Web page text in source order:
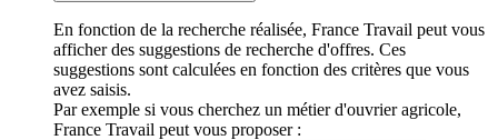
En fonction de la recherche réalisée, France Travail peut vous
afficher des suggestions de recherche d'offres. Ces
suggestions sont calculées en fonction des critères que vous
avez saisis.
Par exemple si vous cherchez un métier d'ouvrier agricole,
France Travail peut vous proposer :